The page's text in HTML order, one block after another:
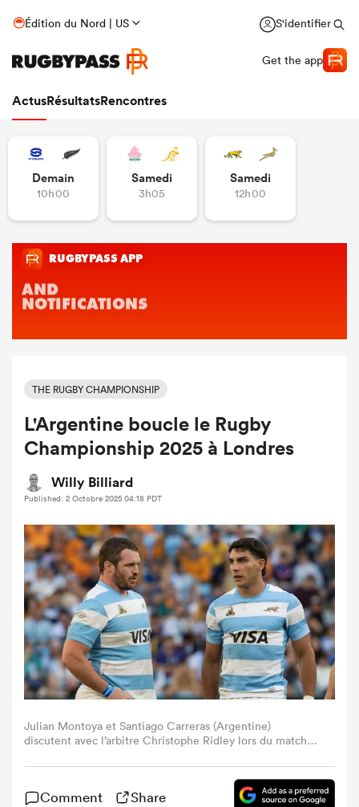
Édition du Nord | US S'identifier
Get the app
ActusRésultatsRencontres
Demain
10h00
Samedi
3h05
Samedi
12h00
THE RUGBY CHAMPIONSHIP
L'Argentine boucle le Rugby
Championship 2025 à Londres
Willy Billiard
Published: 2 Octobre 2025 04:18 PDT
Julian Montoya et Santiago Carreras (Argentine)
discutent avec l’arbitre Christophe Ridley lors du match
l’Allianz Stadium de Sydney, le 13 septembre 2025. (Photo
: Steve Christo – Corbis via Getty Images)
Comment Share